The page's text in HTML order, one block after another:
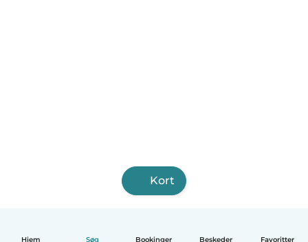
Hjem Søg Bookinger Beskeder Favoritter
Kort